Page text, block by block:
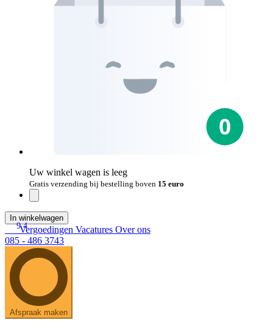
Uw winkel wagen is leeg
Gratis verzending bij bestelling boven 15 euro
In winkelwagen
9.4
Vergoedingen Vacatures Over ons
085 - 486 3743
Afspraak maken